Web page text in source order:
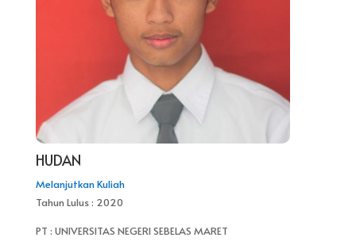
HUDAN
Melanjutkan Kuliah
Tahun Lulus : 2020
PT : UNIVERSITAS NEGERI SEBELAS MARET